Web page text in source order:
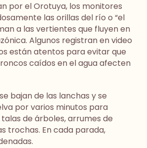
por el Orotuya, los monitores
las orillas del río o “el
a las vertientes que fluyen en
Algunos registran en video
están atentos para evitar que
caídos en el agua afecten
bajan de las lanchas y se
por varios minutos para
de árboles, arrumes de
trochas. En cada parada,